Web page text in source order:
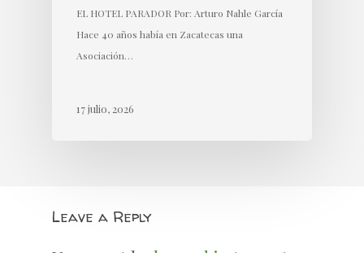
EL HOTEL PARADOR Por: Arturo Nahle García
Hace 40 años había en Zacatecas una
Asociación…
17 julio, 2026
Leave a Reply